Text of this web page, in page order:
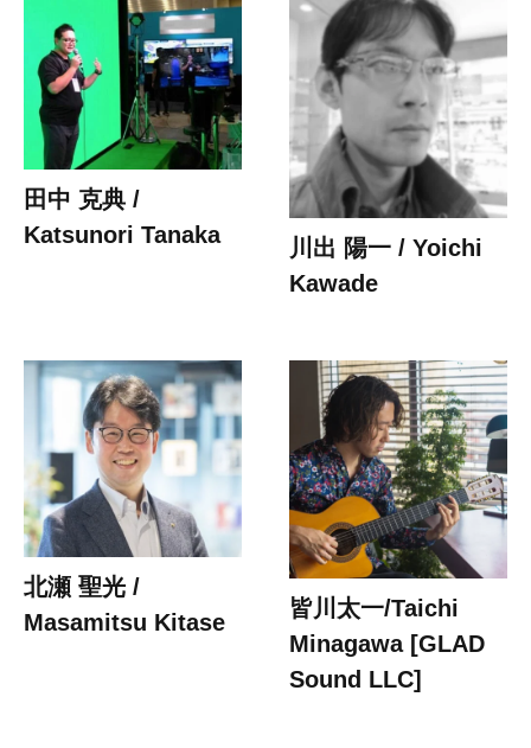
田中 克典 /
Katsunori Tanaka
川出 陽一 / Yoichi
Kawade
北瀬 聖光 /
Masamitsu Kitase
皆川太一/Taichi
Minagawa [GLAD
Sound LLC]